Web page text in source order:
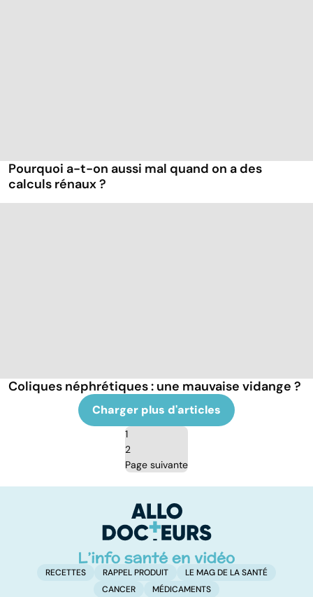
Pourquoi a-t-on aussi mal quand on a des
calculs rénaux ?
Coliques néphrétiques : une mauvaise vidange ?
Charger plus d'articles
1
2
Page suivante
RECETTES RAPPEL PRODUIT
LE MAG DE LA SANTÉ
CANCER
MÉDICAMENTS